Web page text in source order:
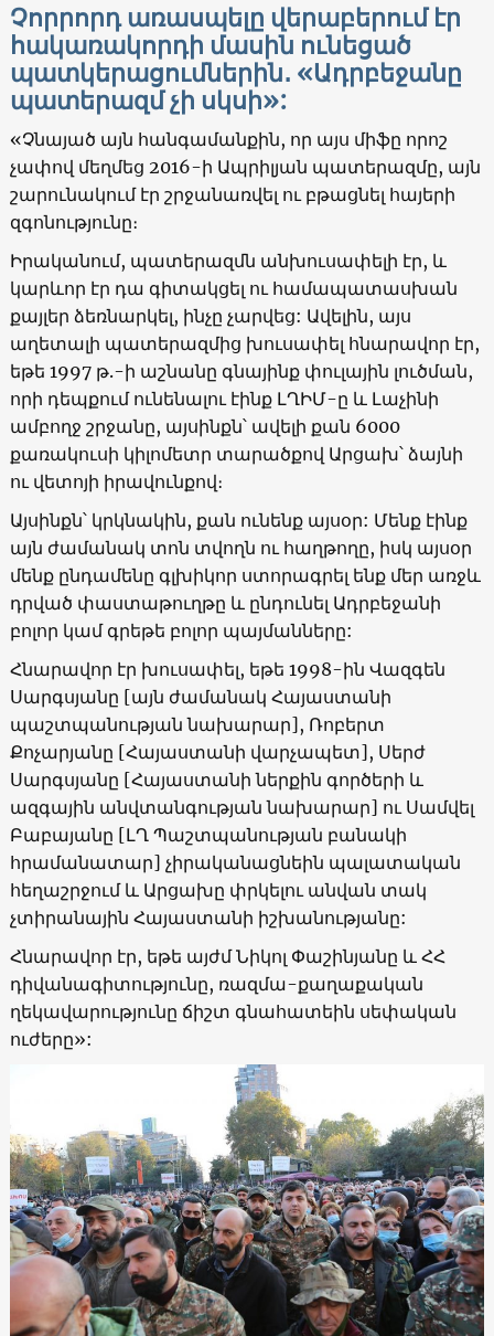
Չորրորդ առասպելը վերաբերում էր
հակառակորդի մասին ունեցած
պատկերացումներին․ «Ադրբեջանը
պատերազմ չի սկսի»:
«Չնայած այն հանգամանքին, որ այս միֆը որոշ
չափով մեղմեց 2016-ի Ապրիլյան պատերազմը, այն
շարունակում էր շրջանառվել ու բթացնել հայերի
զգոնությունը։
Իրականում, պատերազմն անխուսափելի էր, և
կարևոր էր դա գիտակցել ու համապատասխան
քայլեր ձեռնարկել, ինչը չարվեց: Ավելին, այս
աղետալի պատերազմից խուսափել հնարավոր էր,
եթե 1997 թ.-ի աշնանը գնայինք փուլային լուծման,
որի դեպքում ունենալու էինք ԼՂԻՄ-ը և Լաչինի
ամբողջ շրջանը, այսինքն՝ ավելի քան 6000
քառակուսի կիլոմետր տարածքով Արցախ՝ ձայնի
ու վետոյի իրավունքով։
Այսինքն՝ կրկնակին, քան ունենք այսօր: Մենք էինք
այն ժամանակ տոն տվողն ու հաղթողը, իսկ այսօր
մենք ընդամենը գլխիկոր ստորագրել ենք մեր առջև
դրված փաստաթուղթը և ընդունել Ադրբեջանի
բոլոր կամ գրեթե բոլոր պայմանները:
Հնարավոր էր խուսափել, եթե 1998-ին Վազգեն
Սարգսյանը [այն ժամանակ Հայաստանի
պաշտպանության նախարար], Ռոբերտ
Քոչարյանը [Հայաստանի վարչապետ], Սերժ
Սարգսյանը [Հայաստանի ներքին գործերի և
ազգային անվտանգության նախարար] ու Սամվել
Բաբայանը [ԼՂ Պաշտպանության բանակի
հրամանատար] չիրականացնեին պալատական
հեղաշրջում և Արցախը փրկելու անվան տակ
չտիրանային Հայաստանի իշխանությանը:
Հնարավոր էր, եթե այժմ Նիկոլ Փաշինյանը և ՀՀ
դիվանագիտությունը, ռազմա-քաղաքական
ղեկավարությունը ճիշտ գնահատեին սեփական
ուժերը»: